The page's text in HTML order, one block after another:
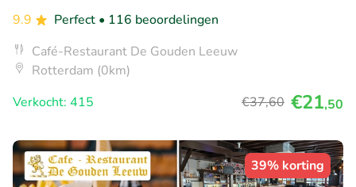
9.9 Perfect • 116 beoordelingen
Café-Restaurant De Gouden Leeuw
Rotterdam (0km)
Verkocht: 415
€37,60 €21,50
39% korting